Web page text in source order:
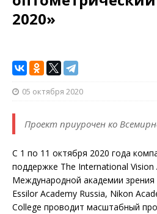
05 октября 2020
Проект приурочен ко
С 1 по 11 октября 2020 года
поддержке The International Vision
Международной академии зрения
Essilor Academy Russia, Nikon
College проводит масштабный